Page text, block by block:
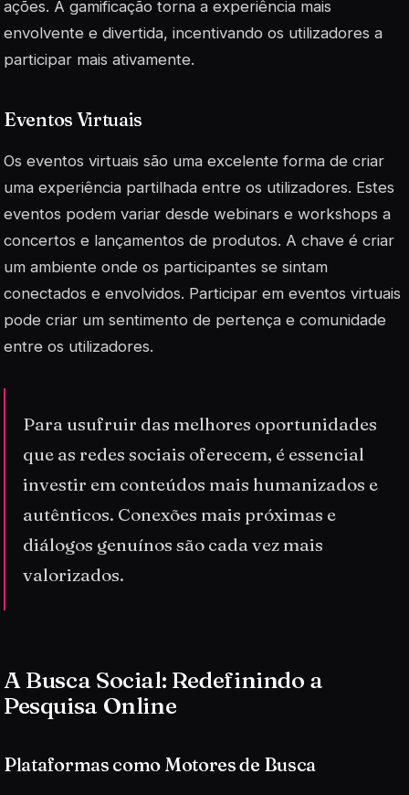
ações. A gamificação torna a experiência mais
envolvente e divertida, incentivando os utilizadores a
participar mais ativamente.
Eventos Virtuais
Os eventos virtuais são uma excelente forma de criar
uma experiência partilhada entre os utilizadores. Estes
eventos podem variar desde webinars e workshops a
concertos e lançamentos de produtos. A chave é criar
um ambiente onde os participantes se sintam
conectados e envolvidos. Participar em eventos virtuais
pode criar um sentimento de pertença e comunidade
entre os utilizadores.
Para usufruir das melhores oportunidades
que as redes sociais oferecem, é essencial
investir em conteúdos mais humanizados e
autênticos. Conexões mais próximas e
diálogos genuínos são cada vez mais
valorizados.
A Busca Social: Redefinindo a
Pesquisa Online
Plataformas como Motores de Busca